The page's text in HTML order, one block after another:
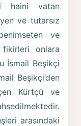
haini vatan
ve tutarsız
ve
onlara
İsmail Beşikçi
Beşikçi’den
Kürtçü ve
arasındaki